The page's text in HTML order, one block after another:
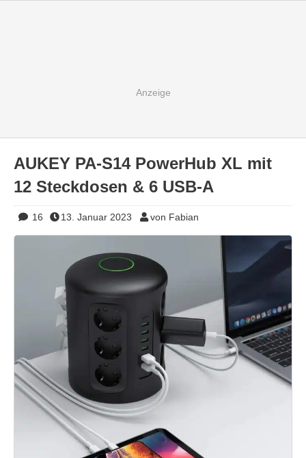
AUKEY PA-S14 PowerHub XL mit
12 Steckdosen & 6 USB-A
16 13. Januar 2023 von Fabian